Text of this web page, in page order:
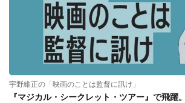
宇野維正の「映画のことは監督に訊け」
『マジカル・シークレット・ツアー』で飛躍